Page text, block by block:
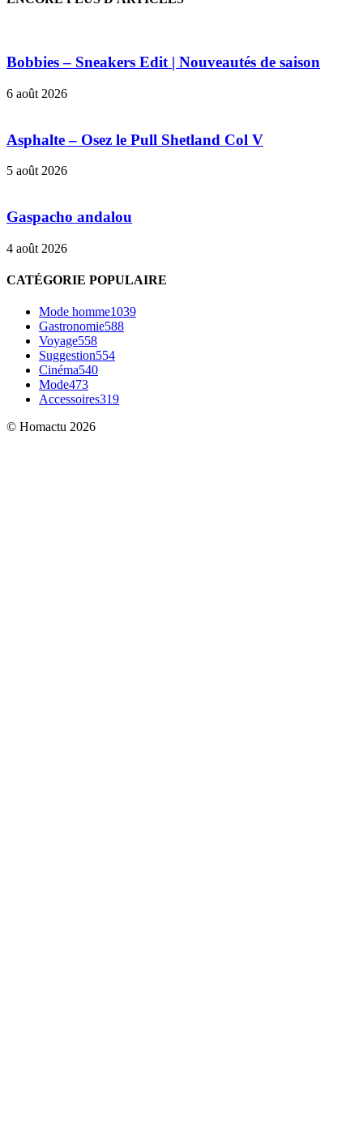
Bobbies – Sneakers Edit | Nouveautés de saison
6 août 2026
Asphalte – Osez le Pull Shetland Col V
5 août 2026
Gaspacho andalou
4 août 2026
CATÉGORIE POPULAIRE
Mode homme1039
Gastronomie588
Voyage558
Suggestion554
Cinéma540
Mode473
Accessoires319
© Homactu 2026